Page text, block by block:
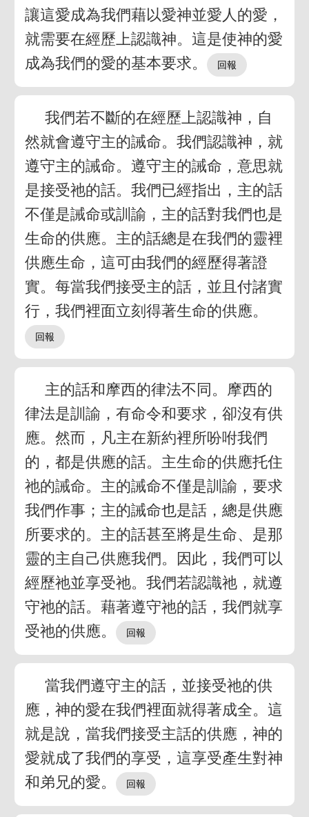
讓這愛成為我們藉以愛神並愛人的愛，
就需要在經歷上認識神。這是使神的愛
成為我們的愛的基本要求。
我們若不斷的在經歷上認識神，自
然就會遵守主的誡命。我們認識神，就
遵守主的誡命。遵守主的誡命，意思就
是接受祂的話。我們已經指出，主的話
不僅是誡命或訓諭，主的話對我們也是
生命的供應。主的話總是在我們的靈裡
供應生命，這可由我們的經歷得著證
實。每當我們接受主的話，並且付諸實
行，我們裡面立刻得著生命的供應。
主的話和摩西的律法不同。摩西的
律法是訓諭，有命令和要求，卻沒有供
應。然而，凡主在新約裡所吩咐我們
的，都是供應的話。主生命的供應托住
祂的誡命。主的誡命不僅是訓諭，要求
我們作事；主的誡命也是話，總是供應
所要求的。主的話甚至將是生命、是那
靈的主自己供應我們。因此，我們可以
經歷祂並享受祂。我們若認識祂，就遵
守祂的話。藉著遵守祂的話，我們就享
受祂的供應。
當我們遵守主的話，並接受祂的供
應，神的愛在我們裡面就得著成全。這
就是說，當我們接受主話的供應，神的
愛就成了我們的享受，這享受產生對神
和弟兄的愛。